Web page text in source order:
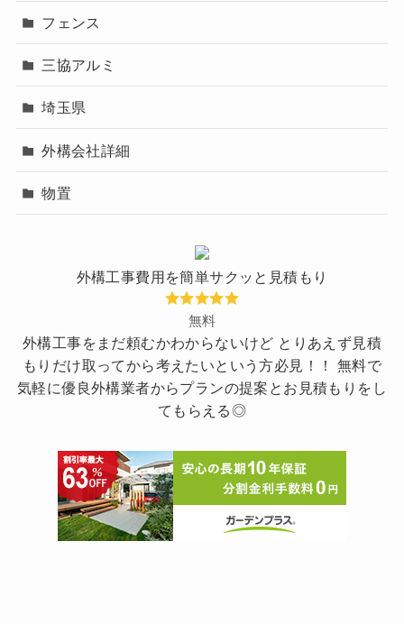
フェンス
三協アルミ
埼玉県
外構会社詳細
物置
外構工事費用を簡単サクッと見積もり
無料
外構工事をまだ頼むかわからないけど とりあえず見積
もりだけ取ってから考えたいという方必見！！ 無料で
気軽に優良外構業者からプランの提案とお見積もりをし
てもらえる◎